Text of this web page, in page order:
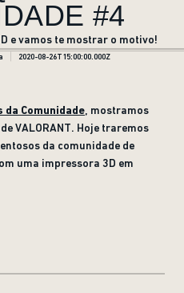
#4
e vamos te mostrar o motivo!
2020-08-26T15:00:00.000Z
Comunidade , mostramos
VALORANT. Hoje traremos
da comunidade de
uma impressora 3D em